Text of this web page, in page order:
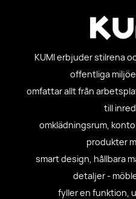
KUMI erbjuder stilrena
offentliga
omfattar allt från
till
omklädningsrum,
produkter
smart design, hållbara
detaljer -
fyller en funktion,